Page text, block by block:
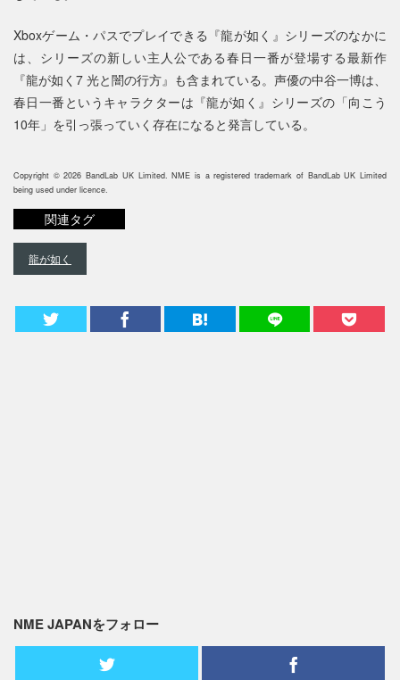
Xboxゲーム・パスでプレイできる『龍が如く』シリーズのなかに
は、シリーズの新しい主人公である春日一番が登場する最新作
『龍が如く7 光と闇の行方』も含まれている。声優の中谷一博は、
春日一番というキャラクターは『龍が如く』シリーズの「向こう
10年」を引っ張っていく存在になると発言している。
Copyright © 2026 BandLab UK Limited. NME is a registered trademark of BandLab UK Limited
being used under licence.
関連タグ
龍が如く
NME JAPANをフォロー